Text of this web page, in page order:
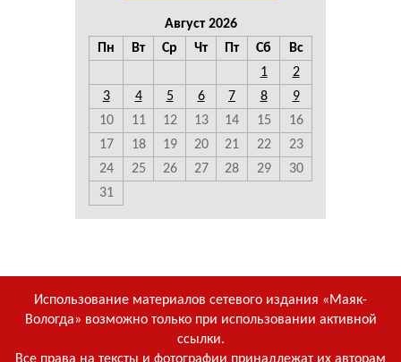
Август 2026
Пн
Вт Ср Чт Пт Сб
Вс
1
2
3
4 5 6 7 8
9
10
11 12 13 14 15
16
17
18 19 20 21 22
23
24
25 26 27 28 29
30
31
Использование материалов сетевого издания «Маяк-
Вологда» возможно только при использовании активной
ссылки.